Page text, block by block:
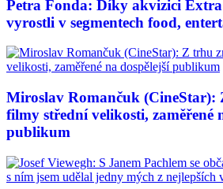
Petra Fonda: Díky akvizici
vyrostli v segmentech food,
Miroslav Romančuk (CineStar):
filmy střední velikosti, zaměřené
publikum